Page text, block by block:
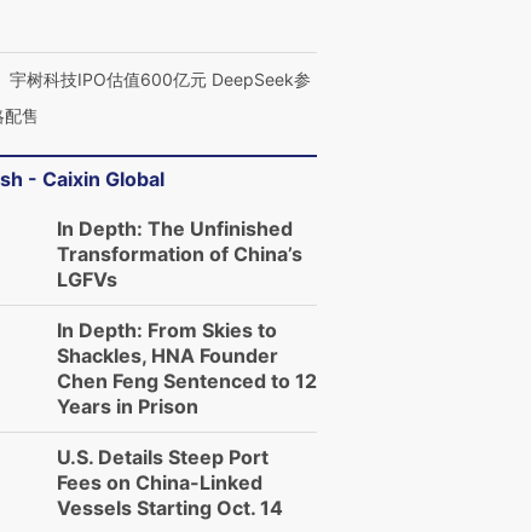
宇树科技IPO估值600亿元 DeepSeek参
售
- Caixin Global
In Depth: The Unfinished
Transformation of China’s
LGFVs
In Depth: From Skies to
Shackles, HNA Founder
Chen Feng Sentenced to 12
Years in Prison
U.S. Details Steep Port
Fees on China-Linked
Vessels Starting Oct. 14